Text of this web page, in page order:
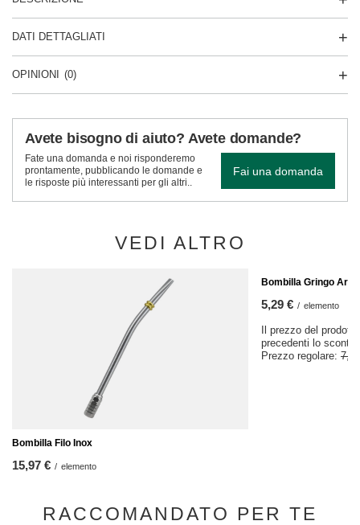
DATI DETTAGLIATI
OPINIONI (0)
Avete bisogno di aiuto? Avete domande?
Fate una domanda e noi risponderemo
prontamente, pubblicando le domande e
le risposte più interessanti per gli altri..
Fai una domanda
VEDI ALTRO
Bombilla Filo Inox
15,97 € / elemento
Bombilla Gringo
5,29 € / elemento
Il prezzo del
precedenti lo
Prezzo regolare:
RACCOMANDATO PER TE